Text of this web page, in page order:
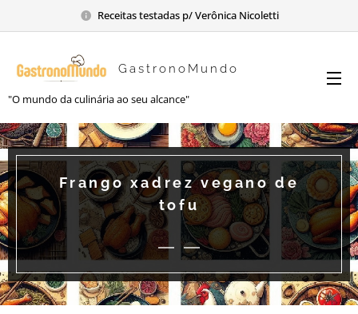
Receitas testadas p/ Verônica Nicoletti
GastronoMundo
"O mundo da culinária ao seu alcance"
Frango xadrez vegano de
tofu